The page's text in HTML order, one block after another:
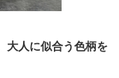
大人に似合う色柄を